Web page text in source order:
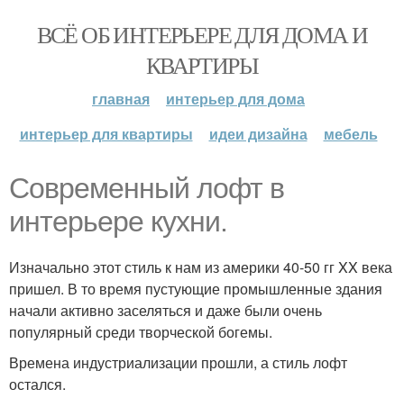
ВСЁ ОБ ИНТЕРЬЕРЕ ДЛЯ ДОМА И
КВАРТИРЫ
главная
интерьер для дома
интерьер для квартиры
идеи дизайна мебель
Современный лофт в
интерьере кухни.
Изначально этот стиль к нам из америки 40-50 гг XX века
пришел. В то время пустующие промышленные здания
начали активно заселяться и даже были очень
популярный среди творческой богемы.
Времена индустриализации прошли, а стиль лофт
остался.